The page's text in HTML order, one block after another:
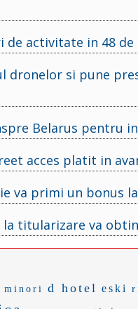
de activitate in 48
si pune
Belarus pentru
acces platit in
va primi un bonus
titularizare va
d hotel eski